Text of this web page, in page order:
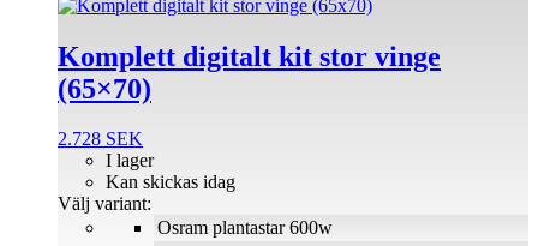
Komplett digitalt kit stor vinge
(65×70)
2.728 SEK
Osram plantastar 600w
I lager
Kan skickas idag
Välj variant:
produkten
har
flera
De
olika
alternativen
kan
väljas